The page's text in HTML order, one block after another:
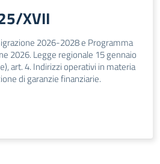
XVII
2026-2028 e Programma
2026. Legge regionale 15 gennaio
art. 4. Indirizzi operativi in materia
di garanzie finanziarie.